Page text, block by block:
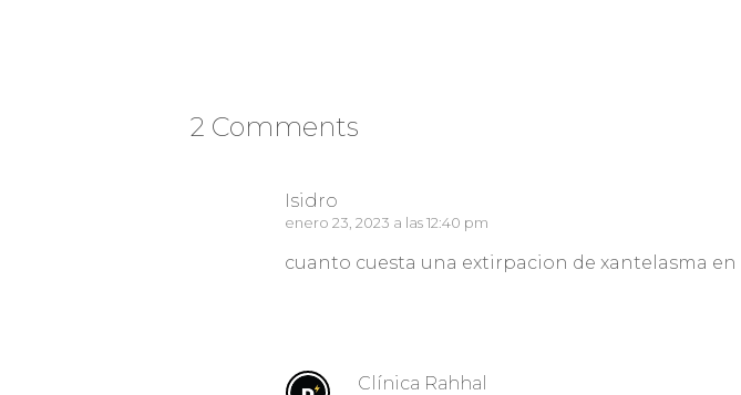
2 Comments
Isidro
enero 23, 2023 a las 12:40 pm
cuanto cuesta una extirpacion de xantelasma
Clínica Rahhal